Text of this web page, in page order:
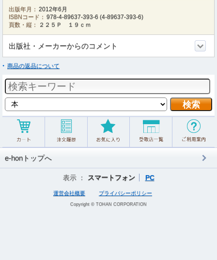
出版年月： 2012年6月
ISBNコード： 978-4-89637-393-6 (4-89637-393-6)
頁数・縦：
２２５Ｐ １９ｃｍ
出版社・メーカーからのコメント
商品の返品について
e-honトップへ
表示 ： スマートフォン PC
運営会社概要 プライバシーポリシー
Copyright © TOHAN CORPORATION